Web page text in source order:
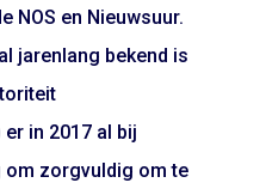
NOS en Nieuwsuur.
jarenlang bekend is
in 2017 al bij
om zorgvuldig om te